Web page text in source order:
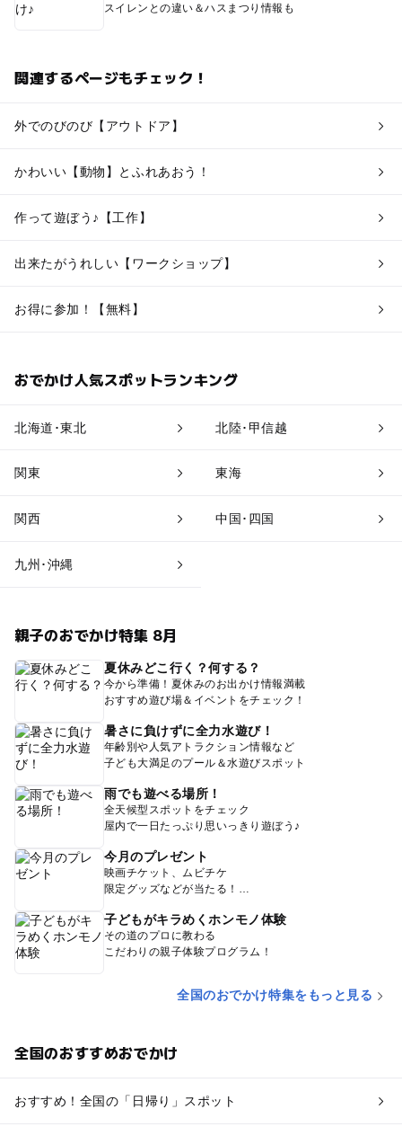
スイレンとの違い＆ハスまつり情報も
関連するページもチェック！
外でのびのび【アウトドア】
かわいい【動物】とふれあおう！
作って遊ぼう♪【工作】
出来たがうれしい【ワークショップ】
お得に参加！【無料】
おでかけ人気スポットランキング
北海道･東北 北陸･甲信越
関東 東海
関西 中国･四国
九州･沖縄
親子のおでかけ特集 8月
夏休みどこ行く？何する？
今から準備！夏休みのお出かけ情報満載
おすすめ遊び場＆イベントをチェック！
暑さに負けずに全力水遊び！
年齢別や人気アトラクション情報など
子ども大満足のプール＆水遊びスポット
雨でも遊べる場所！
全天候型スポットをチェック
屋内で一日たっぷり思いっきり遊ぼう♪
今月のプレゼント
映画チケット、ムビチケ
限定グッズなどが当たる！
子どもがキラめくホンモノ体験
その道のプロに教わる
こだわりの親子体験プログラム！
全国のおでかけ特集をもっと見る
全国のおすすめおでかけ
おすすめ！全国の「日帰り」スポット